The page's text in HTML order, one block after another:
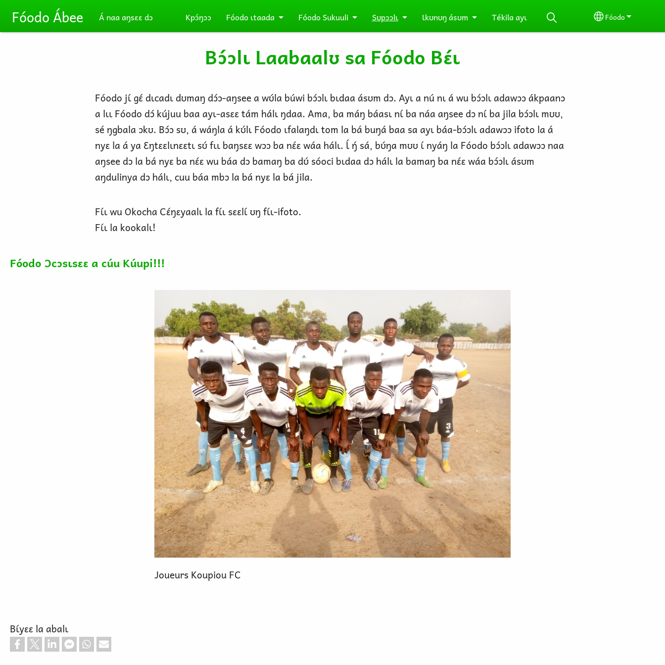
Skip to main content
Fóodo Ábee Á naa aŋsɛɛ dɔ Kpɔ́ŋɔɔ Fóodo ɩtaada Fóodo Sukuuli Sʊpɔɔlɩ Ɩkʊnʊŋ ásʊm Tékila ayɩ Select your
Fóodo
Bɔ́ɔlɩ Laabaalʊ sa Fóodo Bɛ́ɩ
Fóodo jɩ́ gɛ́ dɩcadɩ dʊmaŋ dɔ́ɔ-aŋsee a wʊ́la búwi bɔ́ɔlɩ bɩdaa ásʊm dɔ. Ayɩ a nú nɩ á wu bɔ́ɔlɩ adawɔɔ ákpaanɔ
a lɩɩ Fóodo dɔ́ kújuu baa ayɩ-asɛɛ tám hálɩ ŋdaa. Ama, ba máŋ báasɩ nɩ́ ba náa aŋsee dɔ nɩ́ ba jila bɔ́ɔlɩ mʊʊ,
sé ŋgbala ɔkʊ. Bɔ́ɔ sʊ, á wáŋla á kʊ́lɩ Fóodo ɩfalaŋdɩ tom la bá buŋá baa sa ayɩ báa-bɔ́ɔlɩ adawɔɔ ifoto la á
nyɛ la á ya Ɛŋtɛɛlɩnɛɛtɩ sʊ́ fɩɩ baŋsɛɛ wɔɔ ba nɛ́ɛ wáa hálɩ. Ɩ́ ŋ́ sá, bʊ́ŋa mʊʊ ɩ́ nyáŋ la Fóodo bɔ́ɔlɩ adawɔɔ naa
aŋsee dɔ la bá nyɛ ba nɛ́ɛ wu báa dɔ bamaŋ ba dʊ́ sóoci bɩdaa dɔ hálɩ la bamaŋ ba nɛ́ɛ wáa bɔ́ɔlɩ ásʊm
aŋdulinya dɔ hálɩ, cuu báa mbɔ la bá nyɛ la bá jila.
Fɩ́ɩ wu Okocha Cɛ́ŋɛyaalɩ la fɩ́ɩ sɛɛlɩ́ ʊŋ fɩ́ɩ-ifoto.
Fɩ́ɩ la kookalɩ!
Fóodo Ɔcɔsɩsɛɛ a cúu Kúupi!!!
Joueurs Koupiou FC
Bɩ́yɛɛ la abalɩ